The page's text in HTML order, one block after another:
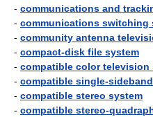
- communications and
- communications switching
- community antenna
- compact-disk file system
- compatible color television
- compatible single-
- compatible stereo system
- compatible stereo-